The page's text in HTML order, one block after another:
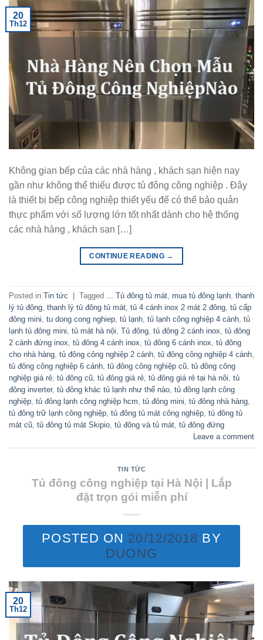
20
Th12
Không gian bếp của các nhà hàng , khách sạn hiện nay
gần như không thể thiếu được tủ đông công nghiệp . Đây
là thiết bị bếp công nghiệp thiết yếu để có thể bảo quản
thực phẩm với số lượng lớn tốt nhất dành cho hệ thống
các nhà hàng , khách sạn […]
CONTINUE READING →
Posted in Tin tức Tagged ... Tủ đông tủ mát, mua tủ đông lạnh, thanh
lý tủ đông, thanh lý tủ đông tủ mát, tủ 4 cánh inox 2 mát 2 đông, tủ cấp
đông mini, tu dong cong nghiep, tủ lạnh, tủ lạnh công nghiệp 4 cánh, tủ
lạnh tủ đông mini, tủ mát hà nội, Tủ đông, tủ đông 2 cánh inox, tủ đông
2 cánh đứng inox, tủ đông 4 cánh inox, tủ đông 6 cánh inox, tủ đông
cho nhà hàng, tủ đông công nghiệp 2 cánh, tủ đông công nghiệp 4 cánh,
tủ đông công nghiệp 6 cánh, tủ đông công nghiệp cũ, tủ đông công
nghiệp giá rẻ, tủ đông cũ, tủ đông giá rẻ, tủ đông giá rẻ tại hà nôi, tủ
đông inverter, tủ đông khác tủ lạnh như thế nào, tủ đông lạnh công
nghiệp, tủ đông lạnh công nghiệp hcm, tủ đông mini, tủ đông nhà hàng,
tủ đông trữ lạnh công nghiệp, tủ đông tủ mát công nghiệp, tủ đông tủ
mát cũ, tủ đông tủ mát Skipio, tủ đông và tủ mát, tủ đông đứng
Leave a comment
TIN TỨC
Tủ đông công nghiệp tại Hà Nội | Lắp
đặt trọn gói miễn phí
POSTED ON 20/12/2018 BY
DUONG
20
Th12